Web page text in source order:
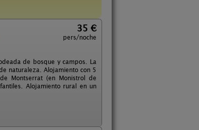
35 €
pers/noche
de bosque y campos. La
naturaleza. Alojamiento con 5
Montserrat (en Monistrol de
Alojamiento rural en un